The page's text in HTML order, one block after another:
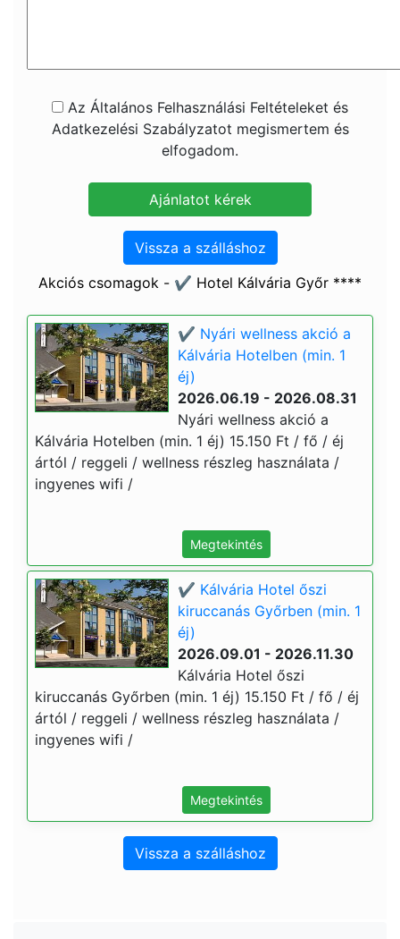
Az Általános Felhasználási Feltételeket és
Adatkezelési Szabályzatot megismertem és
elfogadom.
Vissza a szálláshoz
Akciós csomagok - ✔️ Hotel Kálvária Győr ****
✔️ Nyári wellness akció a
Kálvária Hotelben (min. 1
éj)
2026.06.19 - 2026.08.31
Nyári wellness akció a
Kálvária Hotelben (min. 1 éj) 15.150 Ft / fő / éj
ártól / reggeli / wellness részleg használata /
ingyenes wifi /
Megtekintés
✔️ Kálvária Hotel őszi
kiruccanás Győrben (min. 1
éj)
2026.09.01 - 2026.11.30
Kálvária Hotel őszi
kiruccanás Győrben (min. 1 éj) 15.150 Ft / fő / éj
ártól / reggeli / wellness részleg használata /
ingyenes wifi /
Megtekintés
Vissza a szálláshoz